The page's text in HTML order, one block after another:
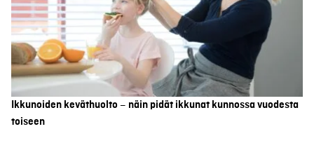
Ikkunoiden keväthuolto – näin pidät ikkunat kunnossa vuodesta
toiseen